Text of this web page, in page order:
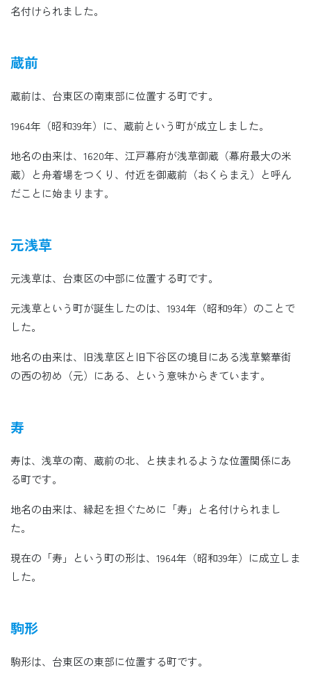
名付けられました。
蔵前
蔵前は、台東区の南東部に位置する町です。
1964年（昭和39年）に、蔵前という町が成立しました。
地名の由来は、1620年、江戸幕府が浅草御蔵（幕府最大の米
蔵）と舟着場をつくり、付近を御蔵前（おくらまえ）と呼ん
だことに始まります。
元浅草
元浅草は、台東区の中部に位置する町です。
元浅草という町が誕生したのは、1934年（昭和9年）のことで
した。
地名の由来は、旧浅草区と旧下谷区の境目にある浅草繁華街
の西の初め（元）にある、という意味からきています。
寿
寿は、浅草の南、蔵前の北、と挟まれるような位置関係にあ
る町です。
地名の由来は、縁起を担ぐために「寿」と名付けられまし
た。
現在の「寿」という町の形は、1964年（昭和39年）に成立しま
した。
駒形
駒形は、台東区の東部に位置する町です。